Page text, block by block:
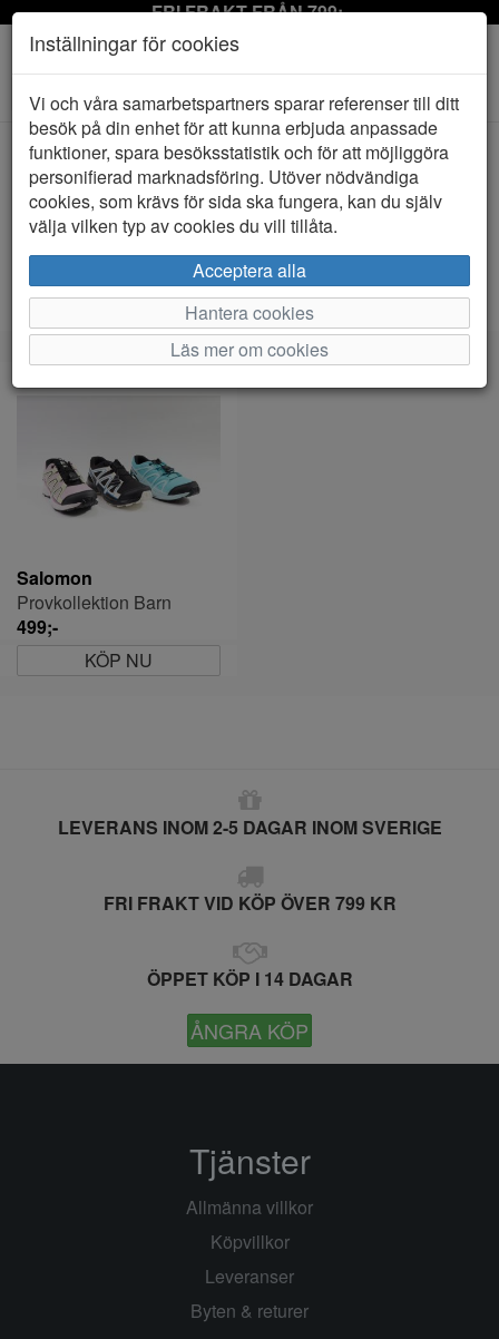
FRI FRAKT FRÅN 799:-
Toggle
navigation
Visa filter
Provkollektion - Barn/junior (1 artiklar)
Sortera efter:
Salomon
Provkollektion Barn
499;-
KÖP NU
LEVERANS INOM 2-5 DAGAR INOM SVERIGE
FRI FRAKT VID KÖP ÖVER 799 KR
ÖPPET KÖP I 14 DAGAR
ÅNGRA KÖP
Inställningar för cookies
Vi och våra samarbetspartners sparar referenser till ditt
besök på din enhet för att kunna erbjuda anpassade
funktioner, spara besöksstatistik och för att möjliggöra
personifierad marknadsföring. Utöver nödvändiga
cookies, som krävs för sida ska fungera, kan du själv
välja vilken typ av cookies du vill tillåta.
Acceptera alla
Hantera cookies
Läs mer om cookies
Tjänster
Allmänna villkor
Köpvillkor
Leveranser
Byten & returer